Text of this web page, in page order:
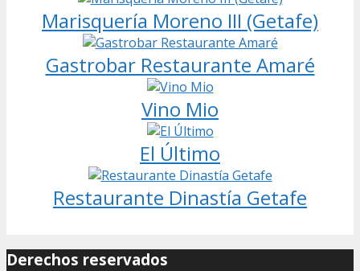
Marisquería Moreno III (Getafe)
Gastrobar Restaurante Amaré
Vino Mio
El Último
Restaurante Dinastía Getafe
Derechos reservados